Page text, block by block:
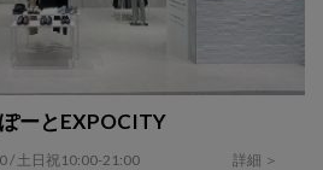
ーとEXPOCITY
/ 土日祝10:00-21:00 詳細 ＞